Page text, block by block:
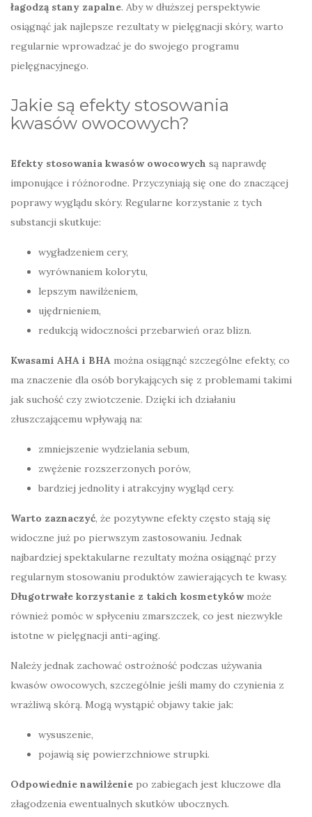
łagodzą stany zapalne. Aby w dłuższej perspektywie
osiągnąć jak najlepsze rezultaty w pielęgnacji skóry, warto
regularnie wprowadzać je do swojego programu
pielęgnacyjnego.
Jakie są efekty stosowania
kwasów owocowych?
Efekty stosowania kwasów owocowych są naprawdę
imponujące i różnorodne. Przyczyniają się one do znaczącej
poprawy wyglądu skóry. Regularne korzystanie z tych
substancji skutkuje:
wygładzeniem cery,
wyrównaniem kolorytu,
lepszym nawilżeniem,
ujędrnieniem,
redukcją widoczności przebarwień oraz blizn.
Kwasami AHA i BHA można osiągnąć szczególne efekty, co
ma znaczenie dla osób borykających się z problemami takimi
jak suchość czy zwiotczenie. Dzięki ich działaniu
złuszczającemu wpływają na:
zmniejszenie wydzielania sebum,
zwężenie rozszerzonych porów,
bardziej jednolity i atrakcyjny wygląd cery.
Warto zaznaczyć, że pozytywne efekty często stają się
widoczne już po pierwszym zastosowaniu. Jednak
najbardziej spektakularne rezultaty można osiągnąć przy
regularnym stosowaniu produktów zawierających te kwasy.
Długotrwałe korzystanie z takich kosmetyków może
również pomóc w spłyceniu zmarszczek, co jest niezwykle
istotne w pielęgnacji anti-aging.
Należy jednak zachować ostrożność podczas używania
kwasów owocowych, szczególnie jeśli mamy do czynienia z
wrażliwą skórą. Mogą wystąpić objawy takie jak:
wysuszenie,
pojawią się powierzchniowe strupki.
Odpowiednie nawilżenie po zabiegach jest kluczowe dla
złagodzenia ewentualnych skutków ubocznych.